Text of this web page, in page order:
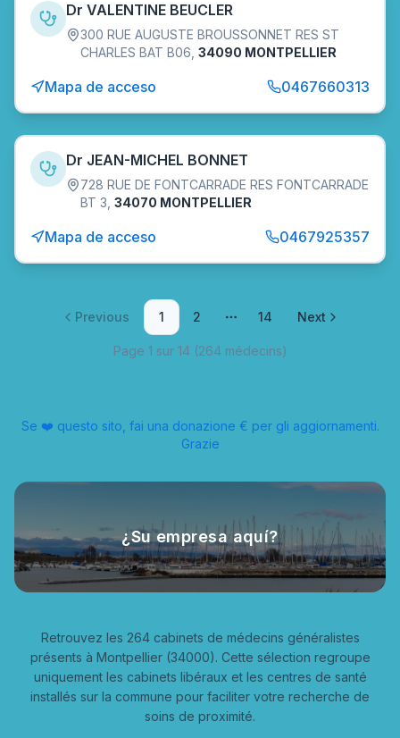
Dr VALENTINE BEUCLER
300 RUE AUGUSTE BROUSSONNET RES ST
CHARLES BAT B06 34090 MONTPELLIER
Mapa de acceso 0467660313
Dr JEAN-MICHEL BONNET
728 RUE DE FONTCARRADE RES FONTCARRADE
BT 3 34070 MONTPELLIER
Mapa de acceso 0467925357
Previous 1 2
More pages
14 Next
Page 1 sur 14 (264 médecins)
Se ❤️ questo sito, fai una donazione € per gli aggiornamenti.
Grazie
¿Su empresa aquí?
Retrouvez les 264 cabinets de médecins généralistes
présents à Montpellier (34000). Cette sélection regroupe
uniquement les cabinets libéraux et les centres de santé
installés sur la commune pour faciliter votre recherche de
soins de proximité.